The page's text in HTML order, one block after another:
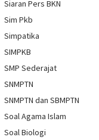
Siaran Pers BKN
Sim Pkb
Simpatika
SIMPKB
SMP Sederajat
SNMPTN
SNMPTN dan SBMPTN
Soal Agama Islam
Soal Biologi